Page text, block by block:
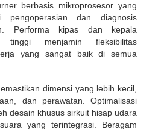
berbasis mikroprosesor yang
pengoperasian dan diagnosis
Performa kipas dan kepala
tinggi menjamin fleksibilitas
yang sangat baik di semua
dimensi yang lebih kecil,
dan perawatan. Optimalisasi
desain khusus sirkuit hisap udara
yang terintegrasi. Beragam